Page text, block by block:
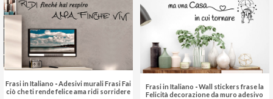
Frasi in Italiano -Adesivi murali Frasi Fai
ciò che ti rende felice ama ridi sorridere
Frasi in Italiano -Wall stickers frase la
Felicità decorazione da muro adesivo